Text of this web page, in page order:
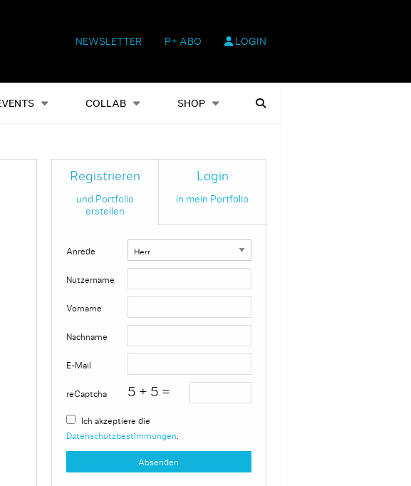
NEWSLETTER P+ ABO LOGIN
COLLAB SHOP
Events Shop Heftausgaben Suchen
Registrieren
und Portfolio
erstellen
Login
in mein Portfolio
Anrede
Nutzername
Vorname
Nachname
E-Mail
reCaptcha 5 + 5 =
Ich akzeptiere die
Datenschutzbestimmungen